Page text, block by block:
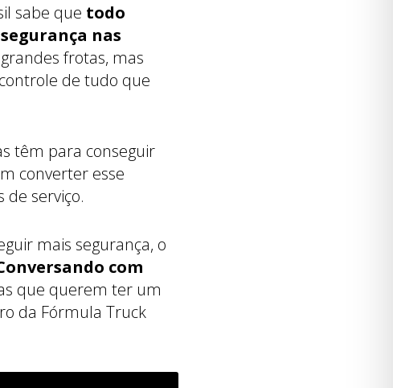
sabe que todo
nas
frotas, mas
de tudo que
têm para conseguir
converter esse
de serviço.
mais segurança, o
com
que querem ter um
da Fórmula Truck